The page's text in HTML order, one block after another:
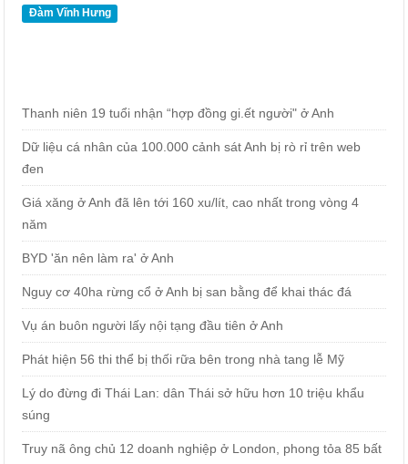
Đàm Vĩnh Hưng
Thanh niên 19 tuổi nhận “hợp đồng gi.ết người" ở Anh
Dữ liệu cá nhân của 100.000 cảnh sát Anh bị rò rỉ trên web
đen
Giá xăng ở Anh đã lên tới 160 xu/lít, cao nhất trong vòng 4
năm
BYD 'ăn nên làm ra' ở Anh
Nguy cơ 40ha rừng cổ ở Anh bị san bằng để khai thác đá
Vụ án buôn người lấy nội tạng đầu tiên ở Anh
Phát hiện 56 thi thể bị thối rữa bên trong nhà tang lễ Mỹ
Lý do đừng đi Thái Lan: dân Thái sở hữu hơn 10 triệu khẩu
súng
Truy nã ông chủ 12 doanh nghiệp ở London, phong tỏa 85 bất